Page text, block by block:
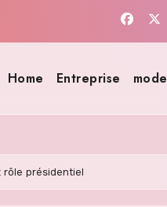
Home Entreprise mode
rôle présidentiel